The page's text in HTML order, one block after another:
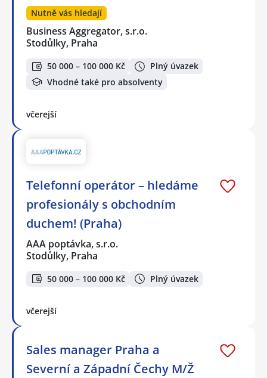
Nutně vás hledají
Business Aggregator, s.r.o.
Stodůlky, Praha
50 000 – 100 000 Kč
Plný úvazek
Vhodné také pro absolventy
včerejší
Telefonní operátor – hledáme
profesionály s obchodním
duchem! (Praha)
AAA poptávka, s.r.o.
Stodůlky, Praha
50 000 – 100 000 Kč Plný úvazek
včerejší
Sales manager Praha a
Severní a Západní Čechy M/Ž